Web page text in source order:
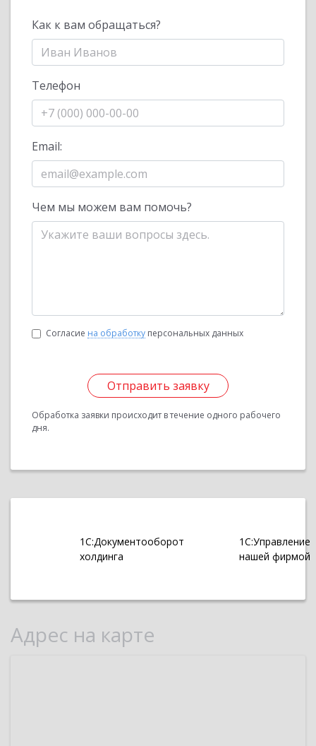
Как к вам обращаться?
Телефон
Email:
Чем мы можем вам помочь?
Согласие на обработку персональных данных
Отправить заявку
Обработка заявки происходит в течение одного рабочего
дня.
1С:Документооборот
холдинга
1С:Управление
нашей фирмой
Адрес на карте